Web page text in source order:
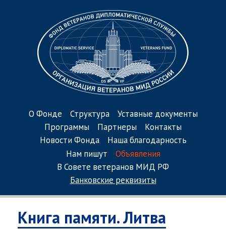
О Фонде Структура
Уставные документы
Программы
Партнеры
Контакты
Новости Фонда
Наша благодарность
Нам пишут
Объявления
В Совете ветеранов МИД РФ
Банковские реквизиты
Книга памяти. Литва